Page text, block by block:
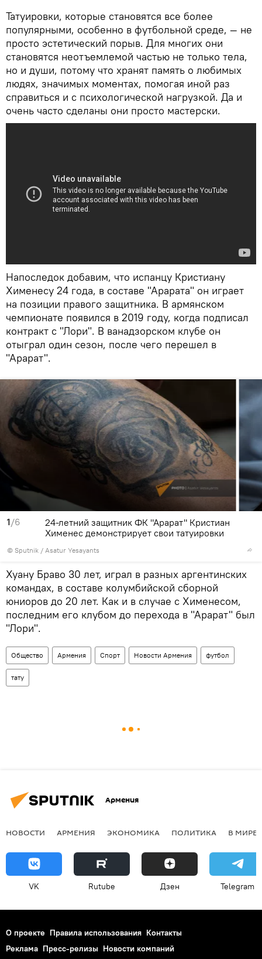
Татуировки, которые становятся все более
популярными, особенно в футбольной среде, — не
просто эстетический порыв. Для многих они
становятся неотъемлемой частью не только тела,
но и души, потому что хранят память о любимых
людях, значимых моментах, помогая иной раз
справиться и с психологической нагрузкой. Да и
очень часто сделаны они просто мастерски.
Напоследок добавим, что испанцу Кристиану
Хименесу 24 года, в составе "Арарата" он играет
на позиции правого защитника. В армянском
чемпионате появился в 2019 году, когда подписал
контракт с "Лори". В ванадзорском клубе он
отыграл один сезон, после чего перешел в
"Арарат".
1/6
© Sputnik / Asatur Yesayants
24-летний защитник ФК "Арарат" Кристиан
Хименес демонстрирует свои татуировки
Хуану Браво 30 лет, играл в разных аргентинских
командах, в составе колумбийской сборной
юниоров до 20 лет. Как и в случае с Хименесом,
последним его клубом до перехода в "Арарат" был
"Лори".
Общество Армения Спорт Новости Армения футбол
тату
Армения
НОВОСТИ АРМЕНИЯ ЭКОНОМИКА ПОЛИТИКА В МИРЕ
VK Rutube Дзен Telegram
О проекте Правила использования Контакты
Реклама Пресс-релизы Новости компаний